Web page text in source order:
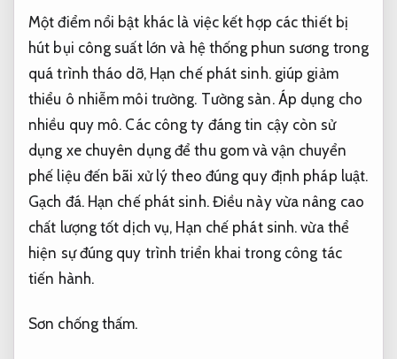
Một điểm nổi bật khác là việc kết hợp các thiết bị
hút bụi công suất lớn và hệ thống phun sương trong
quá trình tháo dỡ, Hạn chế phát sinh.giúp giảm
thiểu ô nhiễm môi trường. Tường sàn. Áp dụng cho
nhiều quy mô. Các công ty đáng tin cậy còn sử
dụng xe chuyên dụng để thu gom và vận chuyển
phế liệu đến bãi xử lý theo đúng quy định pháp luật.
Gạch đá. Hạn chế phát sinh.Điều này vừa nâng cao
chất lượng tốt dịch vụ, Hạn chế phát sinh. vừa thể
hiện sự đúng quy trình triển khai trong công tác
tiến hành.
Sơn chống thấm.